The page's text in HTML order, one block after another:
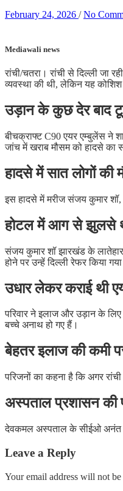
February 24, 2026 / No
Mediawali news
रांची/चतरा। रांची से दिल्ली जा
व्यवस्था की थी, लेकिन यह
उड़ान के कुछ देर बाद
बीचक्राफ्ट C90 एयर एम्बुलेंस ने
जांच में खराब मौसम को हादसे का
हादसे में सात लोगों की
इस हादसे में मरीज संजय कुमार शॉ,
होटल में आग से झुलसे
संजय कुमार शॉ झारखंड के
होने पर उन्हें दिल्ली रेफर किया
उधार लेकर कराई थी
परिवार ने इलाज और उड़ान के
बच्चे अनाथ हो गए हैं।
बेहतर इलाज की कमी
परिजनों का कहना है कि अगर
अस्पताल प्रशासन की
देवकमल अस्पताल के सीईओ अनंत
Leave a Reply
Your email address will not